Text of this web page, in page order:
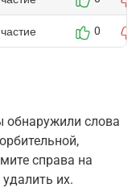
0
обнаружили слова
справа на
их.